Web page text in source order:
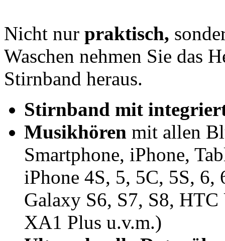
Nicht nur praktisch,
Waschen nehmen Sie das
Stirnband heraus.
Stirnband mit
Musikhören mit allen
Smartphone, iPhone,
iPhone 4S, 5, 5C, 5S, 6,
Galaxy S6, S7, S8,
XA1 Plus u.v.m.)